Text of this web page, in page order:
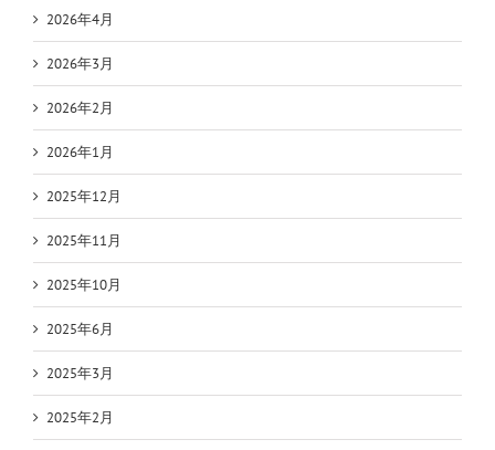
2026年4月
2026年3月
2026年2月
2026年1月
2025年12月
2025年11月
2025年10月
2025年6月
2025年3月
2025年2月